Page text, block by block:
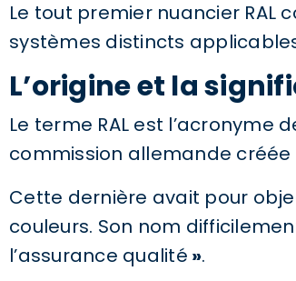
Le tout premier nuancier RAL
systèmes distincts
L’origine et la
Le terme RAL est l’acronyme
commission allemande créée
Cette dernière avait pour
couleurs. Son nom
l’assurance qualité ».